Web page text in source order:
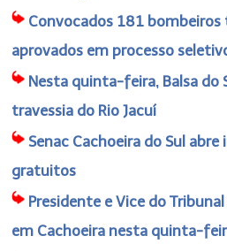
Convocados 181
aprovados em processo
Nesta quinta-feira, Balsa do
travessia do Rio Jacuí
Senac Cachoeira do Sul
gratuitos
Presidente e Vice do
em Cachoeira nesta quinta-